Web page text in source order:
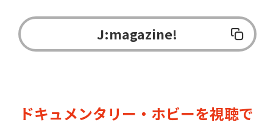
J:magazine!
ドキュメンタリー・ホビーを視聴で